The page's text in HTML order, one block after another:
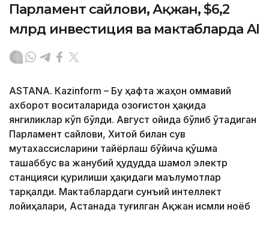
Парламент сайлови, Ақжан, $6,2
млрд инвестиция ва мактабларда AI
ASTANА. Кazinform – Бу ҳафта жаҳон оммавий
ахборот воситаларида Қозоғистон ҳақида
янгиликлар кўп бўлди. Август ойида бўлиб ўтадиган
Парламент сайлови, Хитой билан сув
мутахассисларини тайёрлаш бўйича қўшма
ташаббус ва жанубий ҳудудда шамол электр
станцияси қурилиши ҳақидаги маълумотлар
тарқалди. Мактаблардаги сунъий интеллект
лойиҳалари, Астанада туғилган Ақжан исмли ноёб